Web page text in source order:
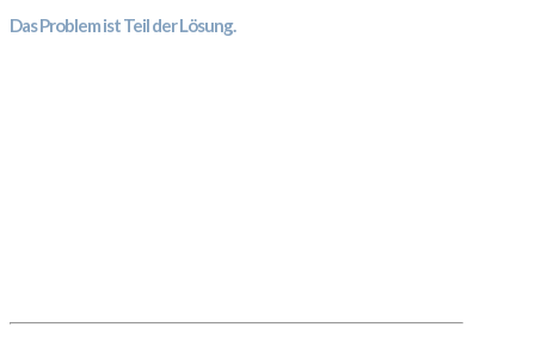
Das Problem ist Teil der Lösung.